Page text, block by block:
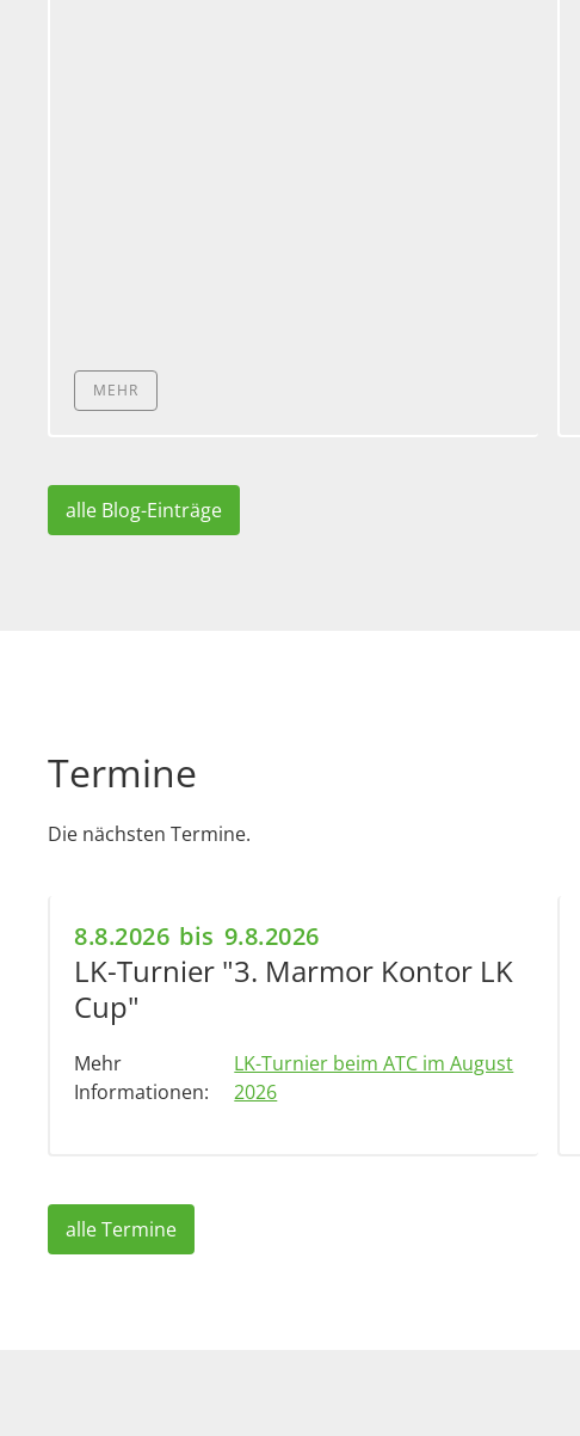
MEHR
alle Blog-Einträge
Termine
Die nächsten Termine.
8.8.2026 bis 9.8.2026
LK-Turnier "3. Marmor Kontor LK
Cup"
Mehr
Informationen:
LK-Turnier beim ATC im August
2026
alle Termine